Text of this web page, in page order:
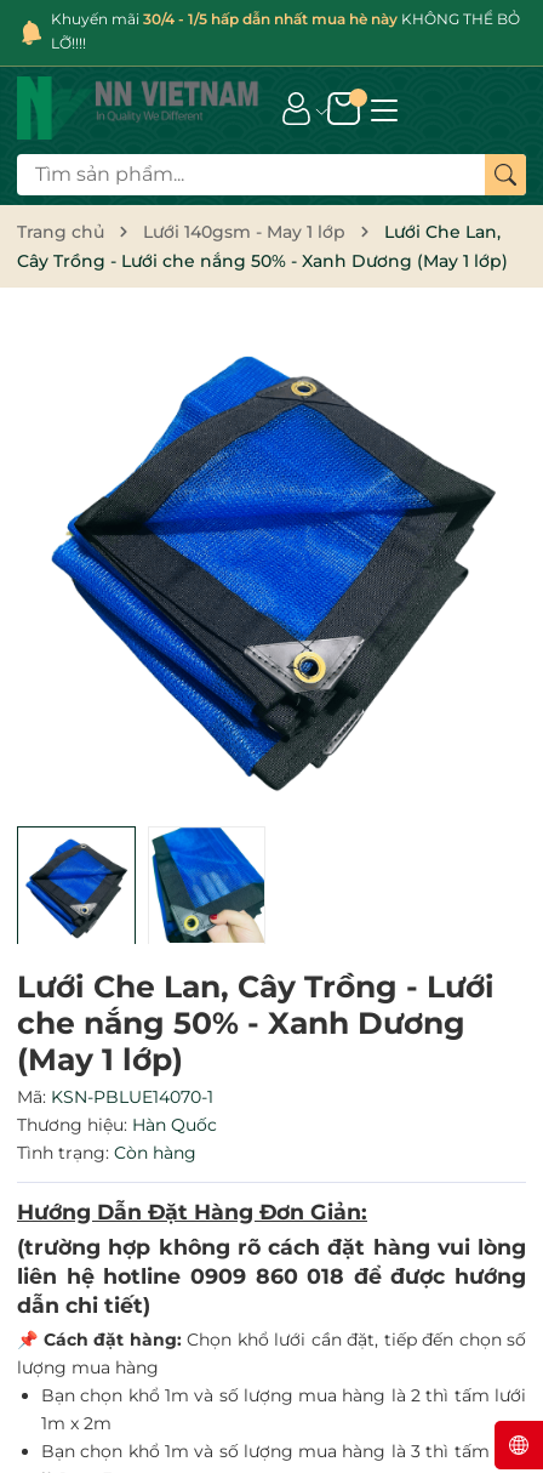
Khuyến mãi 30/4 - 1/5 hấp dẫn nhất mua hè này KHÔNG THỂ BỎ
LỠ!!!!
Trang chủ Lưới 140gsm - May 1 lớp
Lưới Che Lan,
Cây Trồng - Lưới che nắng 50% - Xanh Dương (May 1 lớp)
Lưới Che Lan, Cây Trồng - Lưới
che nắng 50% - Xanh Dương
(May 1 lớp)
Mã: KSN-PBLUE14070-1
Thương hiệu: Hàn Quốc
Tình trạng: Còn hàng
Hướng Dẫn Đặt Hàng Đơn Giản:
(trường hợp không rõ cách đặt hàng vui lòng
liên hệ hotline 0909 860 018 để được hướng
dẫn chi tiết)
📌 Cách đặt hàng:Chọn khổ lưới cần đặt, tiếp đến chọn số
lượng mua hàng
Bạn chọn khổ 1m và số lượng mua hàng là 2 thì tấm lưới
1m x 2m
Bạn chọn khổ 1m và số lượng mua hàng là 3 thì tấm lưới
Ngày hết hạn:
Điều kiện: